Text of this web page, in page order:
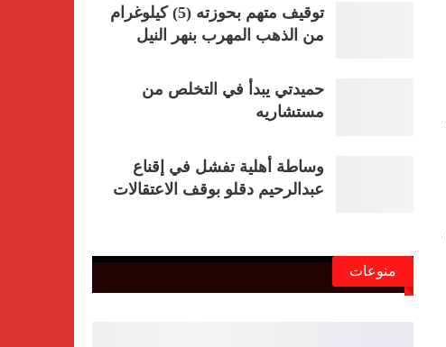
توقيف متهم بحوزته (5) كيلوغرام
من الذهب المهرب بنهر النيل
حميدتي يبدأ في التخلص من
مستشاريه
وساطة أهلية تفشل في إقناع
عبدالرحيم دقلو بوقف الاعتقالات
منوعات